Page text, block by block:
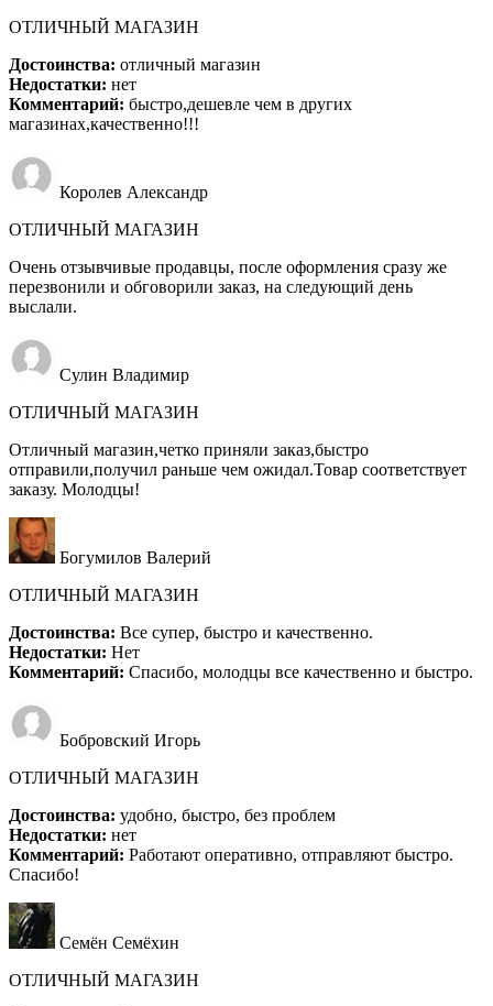
ОТЛИЧНЫЙ МАГАЗИН
Достоинства: отличный магазин
Недостатки: нет
Комментарий: быстро,дешевле чем в других
магазинах,качественно!!!
Королев Александр
ОТЛИЧНЫЙ МАГАЗИН
Очень отзывчивые продавцы, после оформления сразу же
перезвонили и обговорили заказ, на следующий день
выслали.
Сулин Владимир
ОТЛИЧНЫЙ МАГАЗИН
Отличный магазин,четко приняли заказ,быстро
отправили,получил раньше чем ожидал.Товар соответствует
заказу. Молодцы!
Богумилов Валерий
ОТЛИЧНЫЙ МАГАЗИН
Достоинства: Все супер, быстро и качественно.
Недостатки: Нет
Комментарий: Спасибо, молодцы все качественно и быстро.
Бобровский Игорь
ОТЛИЧНЫЙ МАГАЗИН
Достоинства: удобно, быстро, без проблем
Недостатки: нет
Комментарий: Работают оперативно, отправляют быстро.
Спасибо!
Семён Семёхин
ОТЛИЧНЫЙ МАГАЗИН